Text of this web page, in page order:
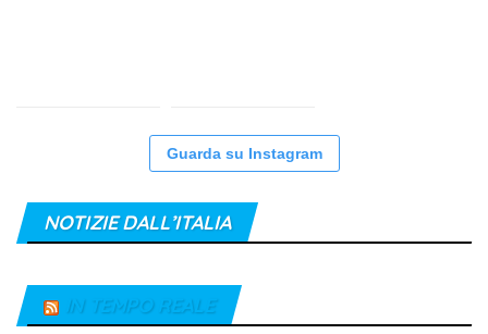
Guarda su Instagram
NOTIZIE DALL’ITALIA
IN TEMPO REALE